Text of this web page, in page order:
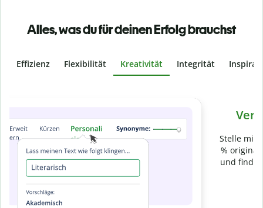
Alles, was du für deinen Erfolg brauchst
Effizienz Flexibilität Kreativität Integrität
Stelle mit der Plagiatsprüfung sicher, dass dein Text zu 100
% original ist. Analysiere deine Arbeit in Sekundenschnelle
und finde fehlende Quellenangaben in über 100 Sprachen.